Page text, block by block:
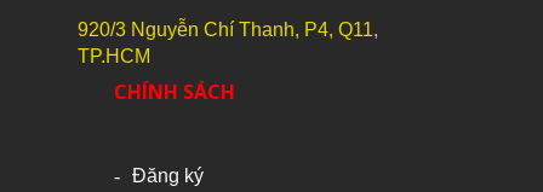
920/3 Nguyễn Chí Thanh, P4, Q11,
TP.HCM
CHÍNH SÁCH
Đăng ký